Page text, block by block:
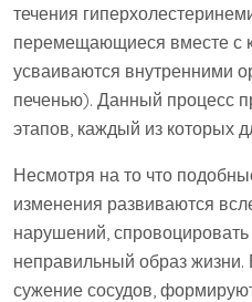
течения
перемещающиеся вместе с
усваиваются внутренними
печенью). Данный процесс
этапов, каждый из которых
Несмотря на то что
изменения развиваются
нарушений,
неправильный образ
сужение сосудов,